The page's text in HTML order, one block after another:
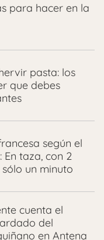
para hacer en la
pasta: los
que debes
según el
En taza, con 2
un minuto
cuenta el
del
en Antena